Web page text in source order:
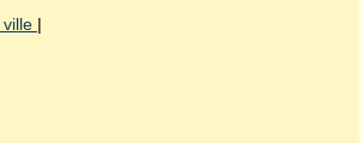
ville |